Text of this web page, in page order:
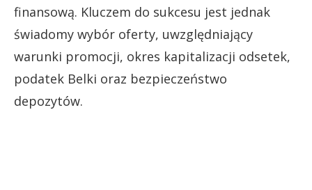
finansową. Kluczem do sukcesu jest jednak
świadomy wybór oferty, uwzględniający
warunki promocji, okres kapitalizacji odsetek,
podatek Belki oraz bezpieczeństwo
depozytów.